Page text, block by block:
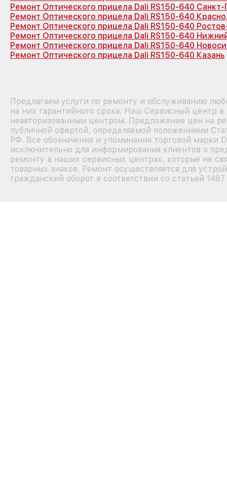
Ремонт Оптического прицела Dali RS150-640
Ремонт Оптического прицела Dali RS150-640
Ремонт Оптического прицела Dali RS150-640
Ремонт Оптического прицела Dali RS150-640
Ремонт Оптического прицела Dali RS150-640
Ремонт Оптического прицела Dali RS150-640 Казань
Предлагаем услуги по ремонту и обслуживанию
на них гарантийного срока. Наш Сервисный центр в
неавторизованным центром. Предложение цен на
публичной офертой, определяемой положениями
РФ. Все обозначения и упоминания торговой марки
исключительно для информирования клиентов о
ремонту в наших сервисных центрах, которые не
товарных знаков. Ремонт осуществляется для
гражданский оборот в соответствии со статьей